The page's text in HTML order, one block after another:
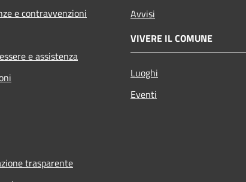
e contravvenzioni
e assistenza
Avvisi
VIVERE IL COMUNE
Luoghi
Eventi
trasparente